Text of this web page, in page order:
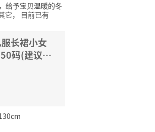
给予宝贝温暖的冬
，
目前已有
长裙小女
码(建议高